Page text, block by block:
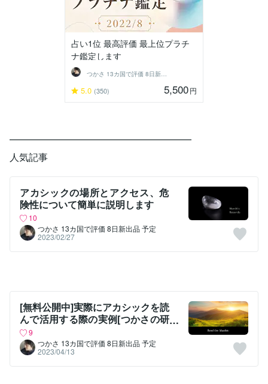
占い1位 最高評価 最上位プラチ
ナ鑑定します
つかさ 13カ国で評価 8日新出品 予定
5.0 (350) 5,500円
━━━━━━━━━━━━━━━━━━━
人気記事
アカシックの場所とアクセス、危
険性について簡単に説明します
10
つかさ 13カ国で評価 8日新出品 予定
2023/02/27
[無料公開中]実際にアカシックを読
んで活用する際の実例[つかさの研
究ノート]
9
つかさ 13カ国で評価 8日新出品 予定
2023/04/13